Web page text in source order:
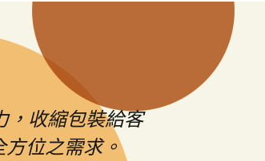
，收縮包裝給客
位之需求。